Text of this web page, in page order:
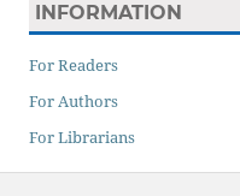
INFORMATION
For Readers
For Authors
For Librarians